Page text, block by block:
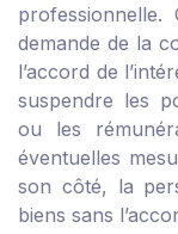
demande de la
l’accord de
suspendre les
ou les
éventuelles
son côté, la
biens sans